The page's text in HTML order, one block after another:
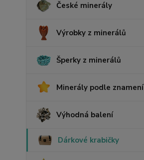
České minerály
Výrobky z minerálů
Šperky z minerálů
Minerály podle znamení
Výhodná balení
Dárkové krabičky